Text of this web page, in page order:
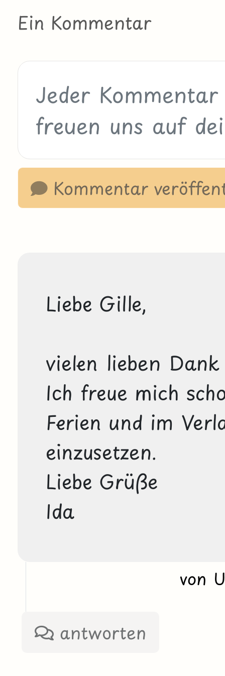
Ein Kommentar
Kommentar
Liebe Gille,
vielen lieben
Ich freue mich
Ferien und im
einzusetzen.
Liebe Grüße
Ida
von
antworten